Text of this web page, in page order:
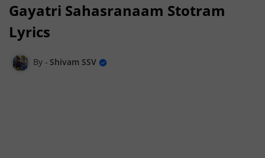
Gayatri Sahasranaam Stotram
Lyrics
Shivam SSV